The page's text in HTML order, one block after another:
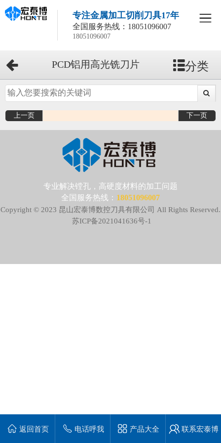
专注金属加工切削刀具17年
全国服务热线： 18051096007
18051096007
PCD铝用高光铣刀片 分类
上一页 下一页
专业解决镗孔，高硬度材料的加工问题
全国服务热线： 18051096007
Copyright © 2023 昆山宏泰博数控刀具有限公司 All Rights Reserved.
苏ICP备2021041636号-1
返回首页 电话呼我 产品大全 联系宏泰博